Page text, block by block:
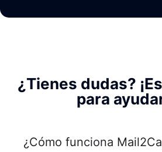
¿Tienes dudas?
para
¿Cómo funciona